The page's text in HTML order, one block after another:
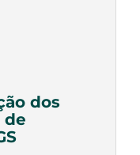
dos
de